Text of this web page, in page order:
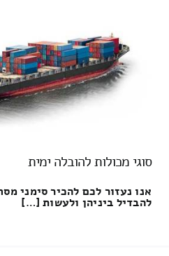
סוגי מכולות להובלה ימית
אנו נעזור לכם להכיר סימני
להבדיל ביניהן ולעשות […]